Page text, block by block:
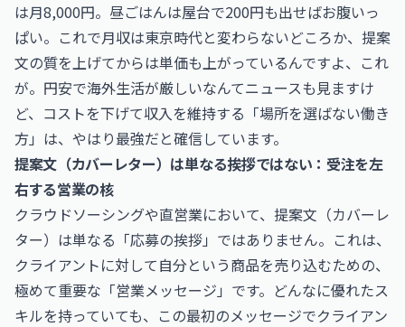
は月8,000円。昼ごはんは屋台で200円も出せばお腹いっ
ぱい。これで月収は東京時代と変わらないどころか、提案
文の質を上げてからは単価も上がっているんですよ、これ
が。円安で海外生活が厳しいなんてニュースも見ますけ
ど、コストを下げて収入を維持する「場所を選ばない働き
方」は、やはり最強だと確信しています。
提案文（カバーレター）は単なる挨拶ではない：受注を左
右する営業の核
クラウドソーシングや直営業において、提案文（カバーレ
ター）は単なる「応募の挨拶」ではありません。これは、
クライアントに対して自分という商品を売り込むための、
極めて重要な「営業メッセージ」です。どんなに優れたス
キルを持っていても、この最初のメッセージでクライアン